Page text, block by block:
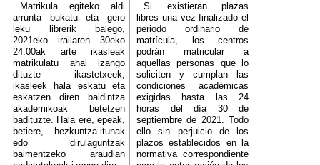
Matrikula egiteko aldi
arrunta bukatu eta gero
leku librerik balego,
2021eko irailaren 30eko
24:00ak arte ikasleak
matrikulatu ahal izango
dituzte ikastetxeek,
ikasleek hala eskatu eta
eskatzen diren baldintza
akademikoak betetzen
badituzte. Hala ere, epeak,
betiere, hezkuntza-itunak
edo dirulaguntzak
baimentzeko araudian
Si existieran plazas
libres una vez finalizado el
periodo ordinario de
matrícula, los centros
podrán matricular a
aquellas personas que lo
soliciten y cumplan las
condiciones académicas
exigidas hasta las 24
horas del día 30 de
septiembre de 2021. Todo
ello sin perjuicio de los
plazos establecidos en la
normativa correspondiente